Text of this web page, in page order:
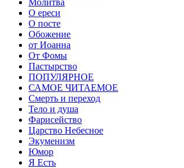
О ереси
О посте
Обожение
от Иоанна
От Фомы
Пастырство
ПОПУЛЯРНОЕ
САМОЕ ЧИТАЕМОЕ
Смерть и переход
Тело и душа
Фарисейство
Царство Небесное
Экуменизм
Юмор
Я Есть